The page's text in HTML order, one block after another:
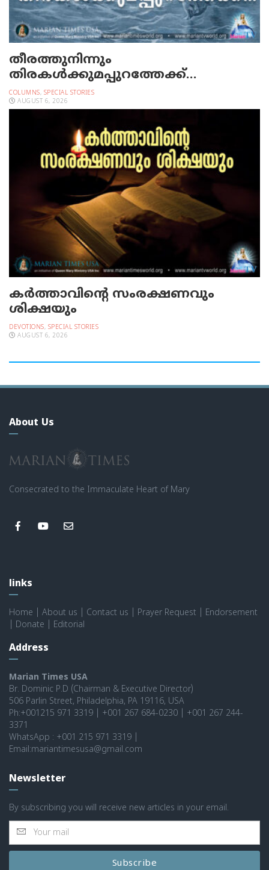
തീരത്തുനിന്നും
തിരകള്‍ക്കുമപ്പുറത്തേക്ക്…
COLUMNS, SPECIAL STORIES
AUGUST 6, 2026
കർത്താവിന്റെ സംരക്ഷണവും
ശിക്ഷയും
DEVOTIONS, SPECIAL STORIES
AUGUST 6, 2026
About Us
Consecrated to the Immaculate Heart of Mary
links
Home About us Contact us Prayer Request
Endorsement
Donate Editorial
Address
Marian Times USA
Br. Dominic P.D (Chairman & Executive Director)
506 Parlin Street, Philadelphia, PA 19116, USA
Ph:+001215 971 3319 | +001 267 684-0230 | +001 267 244-
3371
WhatsApp : +001 215 971 3319 |
Email:mariantimesusa@gmail.com
Newsletter
By subscribing you will receive new articles in your email.
Subscribe